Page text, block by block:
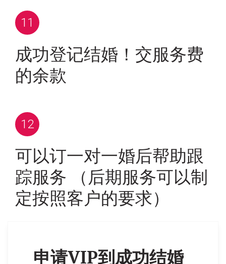
成功登记结婚！交服务费
的余款
可以订一对一婚后帮助跟
踪服务 （后期服务可以制
定按照客户的要求）
申请VIP到成功结婚